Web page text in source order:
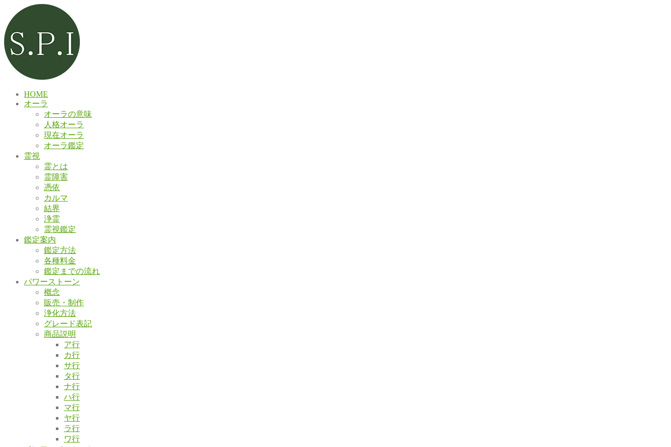
HOME
オーラ
オーラの意味
人格オーラ
現在オーラ
オーラ鑑定
霊視
霊とは
霊障害
憑依
カルマ
結界
浄霊
霊視鑑定
鑑定案内
鑑定方法
各種料金
鑑定までの流れ
パワーストーン
概念
販売・制作
浄化方法
グレード表記
商品説明
ア行
カ行
サ行
タ行
ナ行
ハ行
マ行
ヤ行
ラ行
ワ行